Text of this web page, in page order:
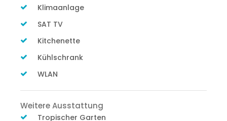
Klimaanlage
SAT TV
Kitchenette
Kühlschrank
WLAN
Weitere Ausstattung
Tropischer Garten